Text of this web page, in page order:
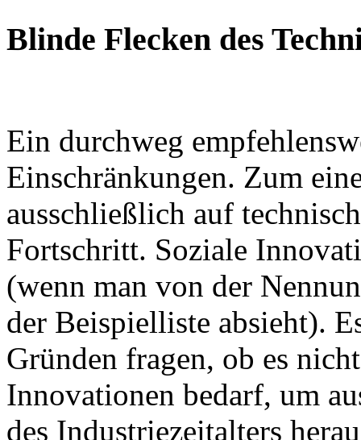
Blinde Flecken des
Ein durchweg
Einschränkungen. Zum
ausschließlich auf
Fortschritt. Soziale
(wenn man von der
der Beispielliste absieht).
Gründen fragen, ob es
Innovationen bedarf, um
des Industriezeitalters